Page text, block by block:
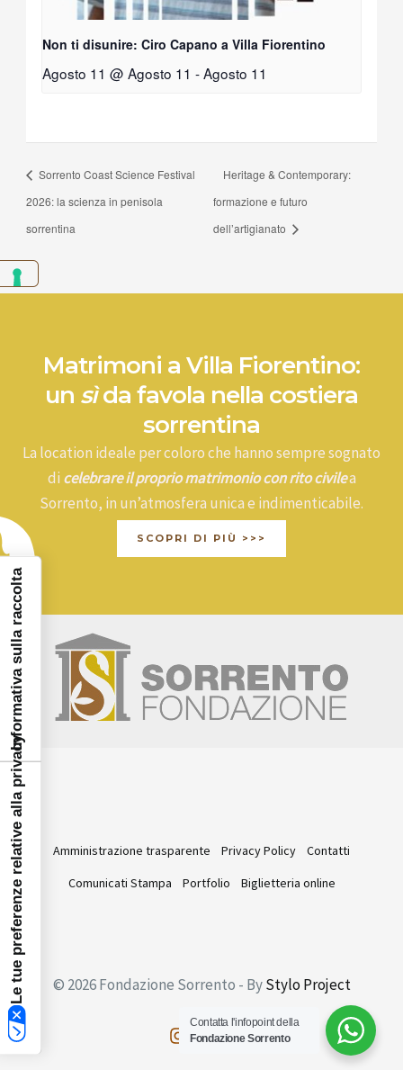
Non ti disunire: Ciro Capano a Villa Fiorentino
Agosto 11 @ Agosto 11 -Agosto 11
Sorrento Coast Science Festival
2026: la scienza in penisola
sorrentina
Heritage & Contemporary:
formazione e futuro
dell’artigianato
Matrimoni a Villa Fiorentino:
un sìda favola nella costiera
sorrentina
La location ideale per coloro che hanno sempre sognato
di celebrare il proprio matrimonio con rito civilea
Sorrento, in un’atmosfera unica e indimenticabile.
SCOPRI DI PIÙ >>>
Amministrazione trasparente Privacy Policy
Contatti
Comunicati Stampa
Portfolio Biglietteria online
© 2026 Fondazione Sorrento - ByStylo Project
Contatta l'infopoint della
Fondazione Sorrento
Le tue preferenze relative alla privacy
Informativa sulla raccolta